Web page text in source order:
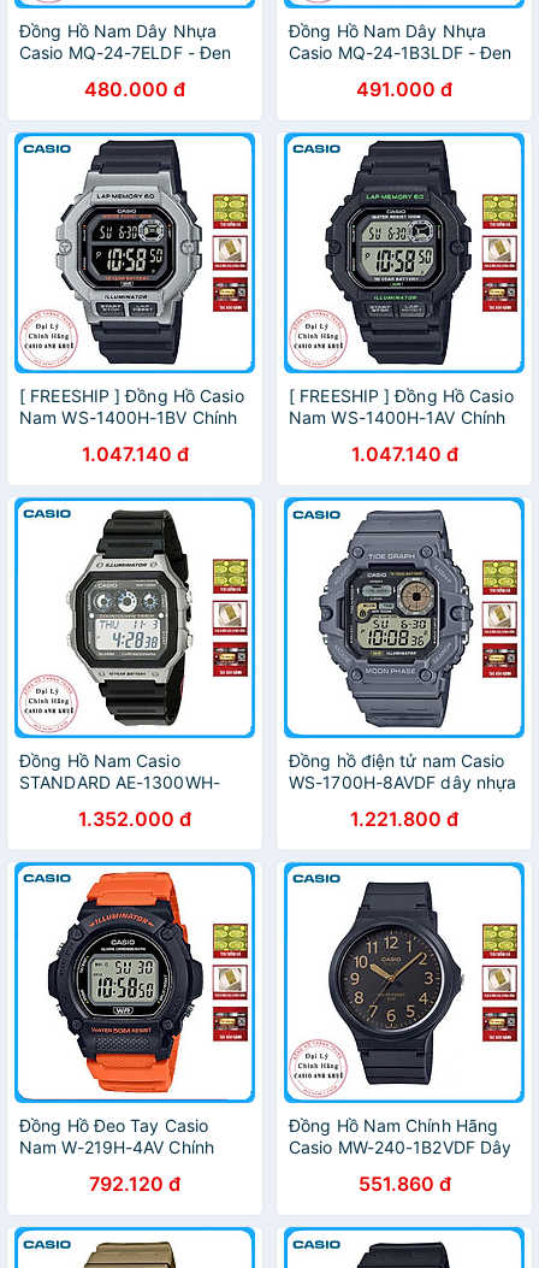
Đồng Hồ Nam Dây Nhựa
Casio MQ-24-7ELDF - Đen
480.000 đ
Đồng Hồ Nam Dây Nhựa
Casio MQ-24-1B3LDF - Đen
491.000 đ
[ FREESHIP ] Đồng Hồ Casio
Nam WS-1400H-1BV Chính
1.047.140 đ
[ FREESHIP ] Đồng Hồ Casio
Nam WS-1400H-1AV Chính
1.047.140 đ
Đồng Hồ Nam Casio
STANDARD AE-1300WH-
1.352.000 đ
Đồng hồ điện tử nam Casio
WS-1700H-8AVDF dây nhựa
1.221.800 đ
Đồng Hồ Đeo Tay Casio
Nam W-219H-4AV Chính
792.120 đ
Đồng Hồ Nam Chính Hãng
Casio MW-240-1B2VDF Dây
551.860 đ